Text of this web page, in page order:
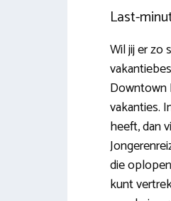
Last-
Wil jij er zo
Downtown
vakanties.
heeft, dan
die
kunt